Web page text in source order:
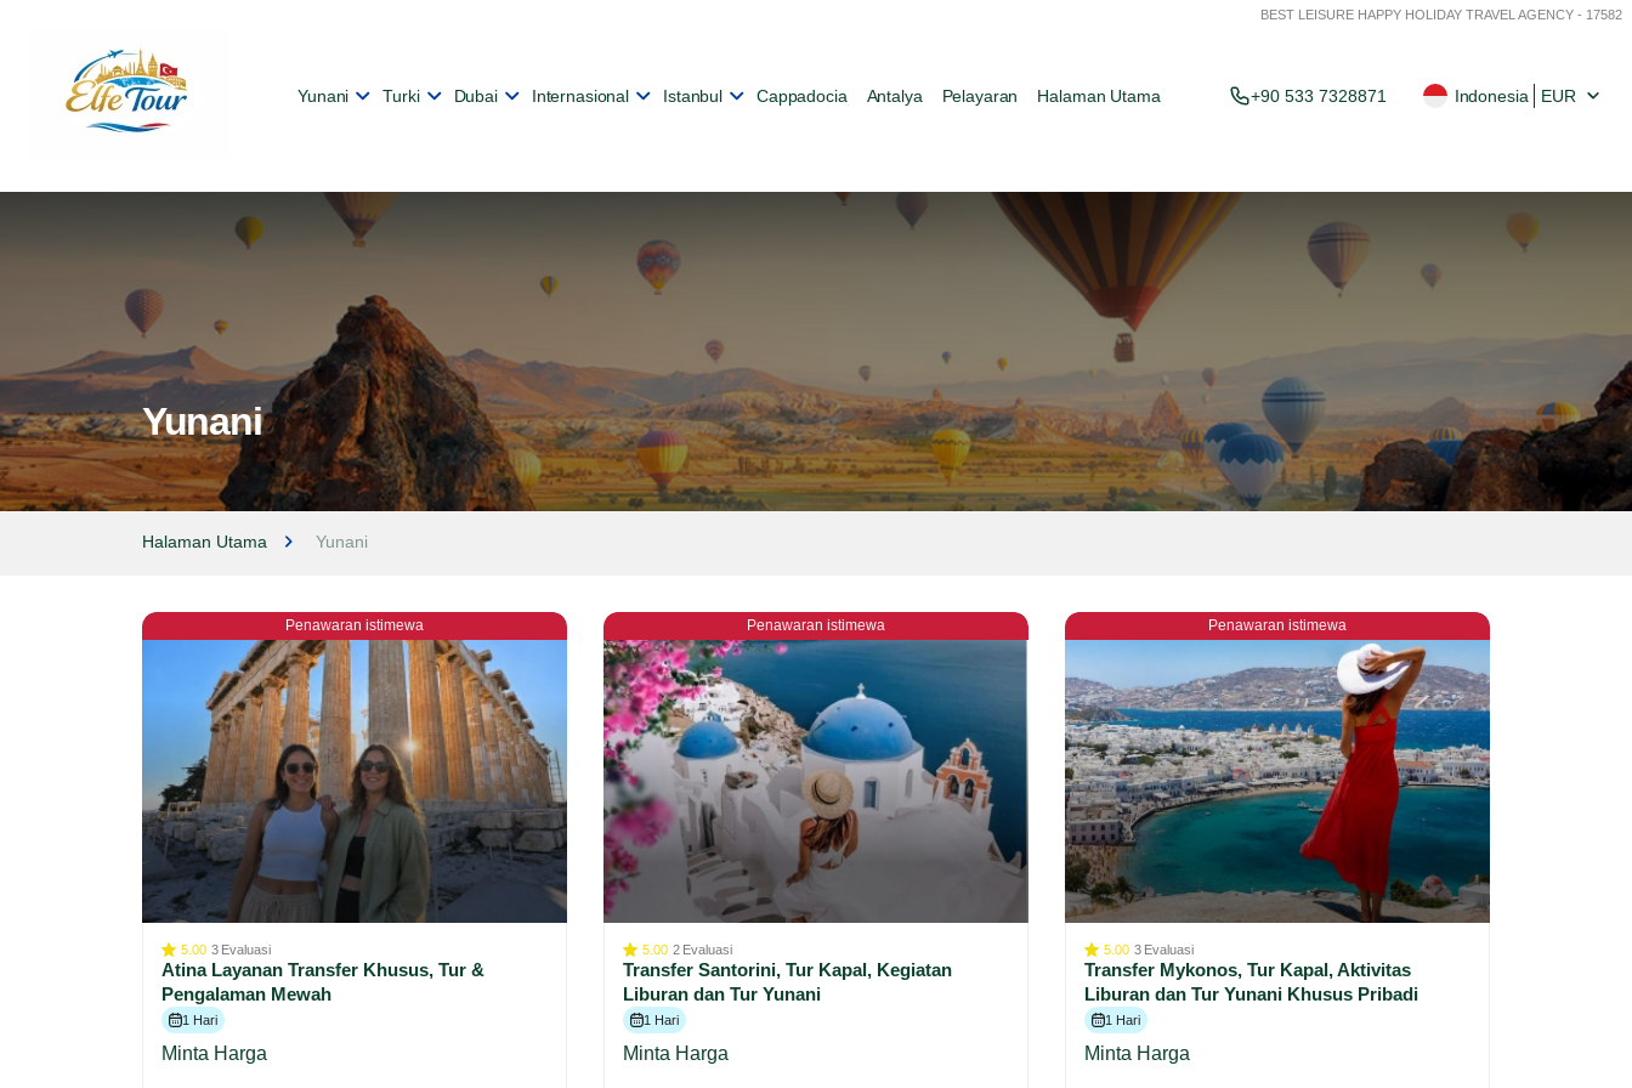
BEST LEISURE HAPPY HOLIDAY TRAVEL AGENCY - 17582
Yunani Turki Dubai Internasional Istanbul Cappadocia Antalya Pelayaran Halaman Utama +90 533 7328871 Indonesia EUR
Yunani
Halaman Utama Yunani
Penawaran istimewa
5.00 3 Evaluasi
Atina Layanan Transfer Khusus, Tur &
Pengalaman Mewah
1 Hari
Minta Harga
Penawaran istimewa
5.00 2 Evaluasi
Transfer Santorini, Tur Kapal, Kegiatan
Liburan dan Tur Yunani
1 Hari
Minta Harga
Penawaran istimewa
5.00 3 Evaluasi
Transfer Mykonos, Tur Kapal, Aktivitas
Liburan dan Tur Yunani Khusus Pribadi
1 Hari
Minta Harga